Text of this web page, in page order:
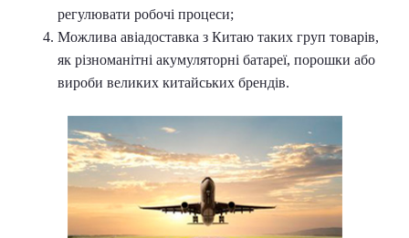
регулювати робочі процеси;
Можлива авіадоставка з Китаю таких груп товарів,
як різноманітні акумуляторні батареї, порошки або
вироби великих китайських брендів.